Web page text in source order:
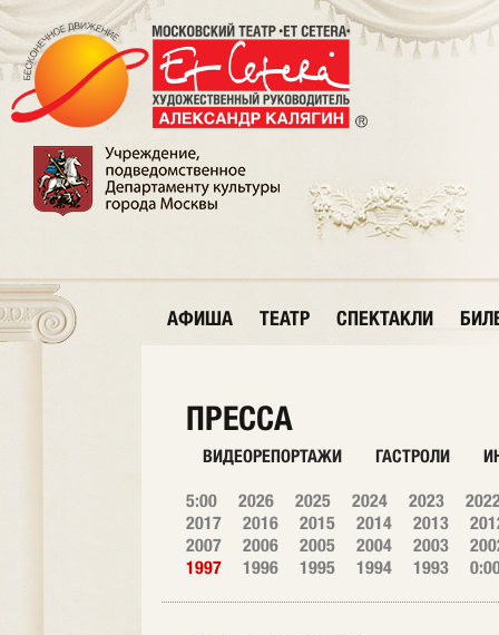
АФИША ТЕАТР СПЕКТАКЛИ
ПРЕССА
ВИДЕОРЕПОРТАЖИ ГАСТРОЛИ
5:00 2026 2025 2024 2023
2017
2016 2015 2014 2013
2007
2006 2005 2004 2003
1997
1996 1995 1994 1993